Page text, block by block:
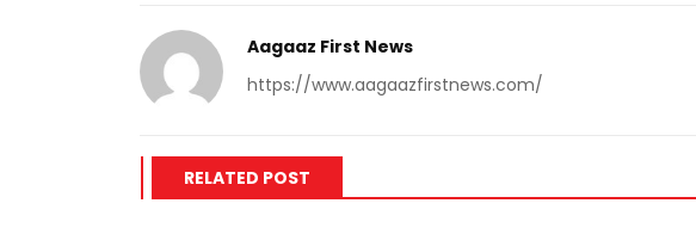
Aagaaz First News
https://www.aagaazfirstnews.com/
RELATED POST